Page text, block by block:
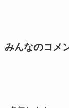
みんなのコメ